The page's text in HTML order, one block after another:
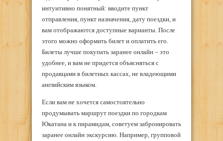
интуитивно понятный: вводите пункт
отправления, пункт назначения, дату поездки, и
вам отображаются доступные варианты. После
этого можно оформить билет и оплатить его.
Билеты лучше покупать заранее онлайн – это
удобнее, и вам не придется объясняться с
продавцами в билетных кассах, не владеющими
английским языком.
Если вам не хочется самостоятельно
продумывать маршрут поездки по городкам
Юкатана и к пирамидам, советуем забронировать
заранее онлайн экскурсию. Например, групповой